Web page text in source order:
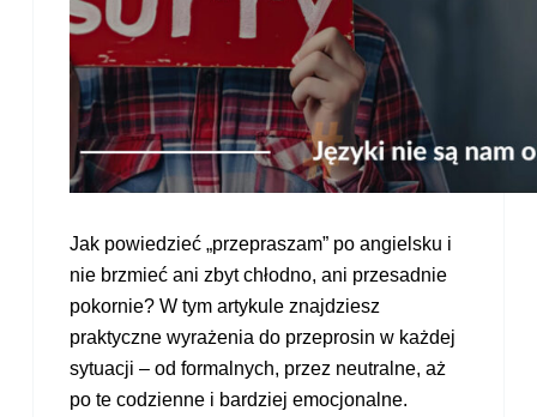
Jak powiedzieć „przepraszam” po angielsku i
nie brzmieć ani zbyt chłodno, ani przesadnie
pokornie? W tym artykule znajdziesz
praktyczne wyrażenia do przeprosin w każdej
sytuacji – od formalnych, przez neutralne, aż
po te codzienne i bardziej emocjonalne.